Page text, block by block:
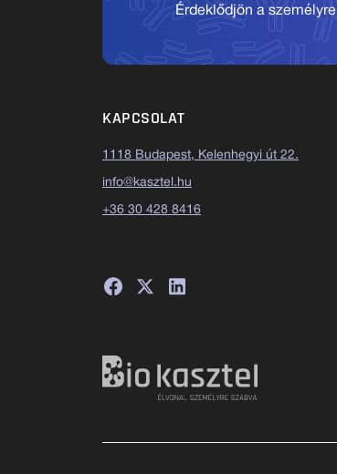
Érdeklődjön a
KAPCSOLAT
1118 Budapest, Kelenhegyi út 22.
info@kasztel.hu
+36 30 428 8416